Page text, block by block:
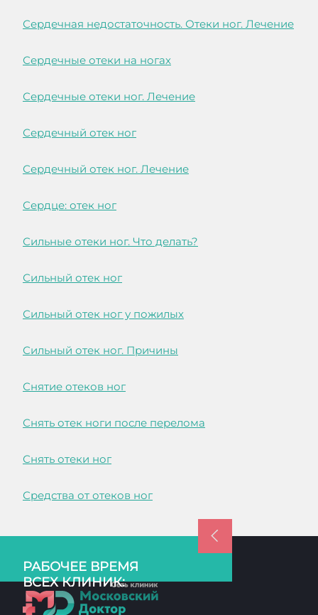
Сердечная недостаточность. Отеки ног. Лечение
Сердечные отеки на ногах
Сердечные отеки ног. Лечение
Сердечный отек ног
Сердечный отек ног. Лечение
Сердце: отек ног
Сильные отеки ног. Что делать?
Сильный отек ног
Сильный отек ног у пожилых
Сильный отек ног. Причины
Снятие отеков ног
Снять отек ноги после перелома
Снять отеки ног
Средства от отеков ног
РАБОЧЕЕ ВРЕМЯ
ВСЕХ КЛИНИК: